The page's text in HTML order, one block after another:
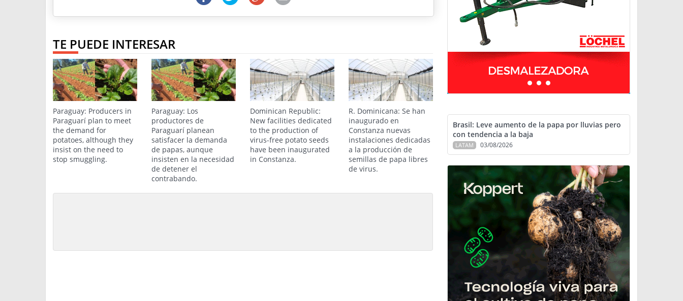
TE PUEDE INTERESAR
Paraguay: Producers in
Paraguarí plan to meet
the demand for
potatoes, although they
insist on the need to
stop smuggling.
Paraguay: Los
productores de
Paraguarí planean
satisfacer la demanda
de papas, aunque
insisten en la necesidad
de detener el
contrabando.
Dominican Republic:
New facilities dedicated
to the production of
virus-free potato seeds
have been inaugurated
in Constanza.
R. Dominicana: Se han
inaugurado en
Constanza nuevas
instalaciones dedicadas
a la producción de
semillas de papa libres
de virus.
Brasil: Leve aumento de la papa por lluvias pero
con tendencia a la baja
LATAM 03/08/2026